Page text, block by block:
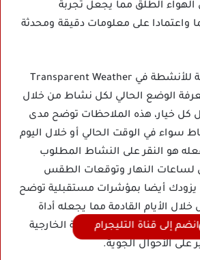
الطلق مما يجعل تجربة
واعتمادا على معلومات دقيقة ومحدثة
عبر القائمة المخصصة للأنشطة في Transparent Weather
الوضع الحالي لكل نشاط من خلال
خيار، هذه الملاحظات توضح مدى
سواء في الوقت الحالي أو خلال اليوم
هو النقر على النشاط المطلوب
النهار وتوقعات الطقس
يزودك أيضا بمؤشرات مستقبلية توضح
الأيام القادمة مما يجعله أداة
بسهولة خاصة للأنشطة الخارجية
على الأحوال الجوية.
انضم إلى قناة التليجرام